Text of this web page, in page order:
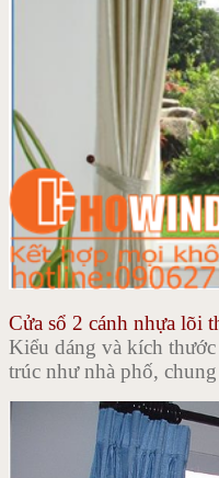
Cửa sổ 2 cánh nhựa lõi
Kiểu dáng và kích
trúc như nhà phố,